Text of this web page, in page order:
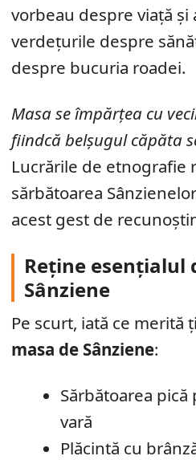
vorbeau despre viață și
verdețurile despre
despre bucuria roadei.
Masa se împărțea cu
fiindcă belșugul căpăta
Lucrările de etnografie
sărbătoarea
acest gest de
Reține esențialul
Sânziene
Pe scurt, iată ce
masa de Sânziene:
Sărbătoarea
vară
Plăcintă cu